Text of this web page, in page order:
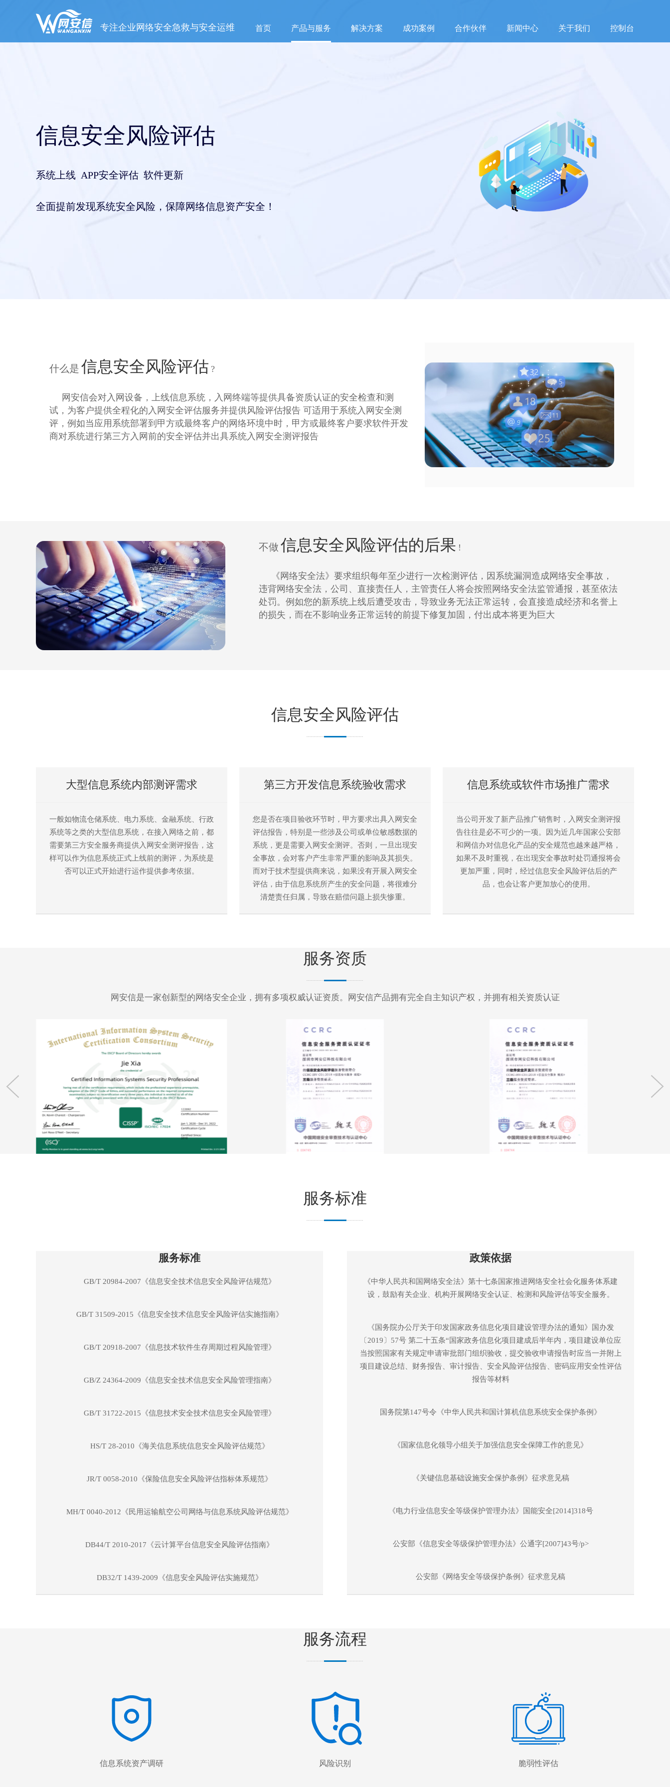
专注企业网络安全急救与安全运维 首页 产品与服务 解决方案 成功案例 合作伙伴 新闻中心 关于我们 控制台
信息安全风险评估
系统上线 APP安全评估 软件更新
全面提前发现系统安全风险，保障网络信息资产安全！
什么是 信息安全风险评估 ?
网安信会对入网设备，上线信息系统，入网终端等提供具备资质认证的安全检查和测
试，为客户提供全程化的入网安全评估服务并提供风险评估报告 可适用于系统入网安全测
评，例如当应用系统部署到甲方或最终客户的网络环境中时，甲方或最终客户要求软件开发
商对系统进行第三方入网前的安全评估并出具系统入网安全测评报告
不做 信息安全风险评估的后果 !
《网络安全法》要求组织每年至少进行一次检测评估，因系统漏洞造成网络安全事故，
违背网络安全法，公司、直接责任人，主管责任人将会按照网络安全法监管通报，甚至依法
处罚。例如您的新系统上线后遭受攻击，导致业务无法正常运转，会直接造成经济和名誉上
的损失，而在不影响业务正常运转的前提下修复加固，付出成本将更为巨大
信息安全风险评估
大型信息系统内部测评需求
一般如物流仓储系统、电力系统、金融系统、行政
系统等之类的大型信息系统，在接入网络之前，都
需要第三方安全服务商提供入网安全测评报告，这
样可以作为信息系统正式上线前的测评，为系统是
否可以正式开始进行运作提供参考依据。
第三方开发信息系统验收需求
您是否在项目验收环节时，甲方要求出具入网安全
评估报告，特别是一些涉及公司或单位敏感数据的
系统，更是需要入网安全测评。否则，一旦出现安
全事故，会对客户产生非常严重的影响及其损失。
而对于技术型提供商来说，如果没有开展入网安全
评估，由于信息系统所产生的安全问题，将很难分
清楚责任归属，导致在赔偿问题上损失惨重。
信息系统或软件市场推广需求
当公司开发了新产品推广销售时，入网安全测评报
告往往是必不可少的一项。因为近几年国家公安部
和网信办对信息化产品的安全规范也越来越严格，
如果不及时重视，在出现安全事故时处罚通报将会
更加严重，同时，经过信息安全风险评估后的产
品，也会让客户更加放心的使用。
服务资质
网安信是一家创新型的网络安全企业，拥有多项权威认证资质。网安信产品拥有完全自主知识产权，并拥有相关资质认证
服务标准
服务标准
GB/T 20984-2007《信息安全技术信息安全风险评估规范》
GB/T 31509-2015《信息安全技术信息安全风险评估实施指南》
GB/T 20918-2007《信息技术软件生存周期过程风险管理》
GB/Z 24364-2009《信息安全技术信息安全风险管理指南》
GB/T 31722-2015《信息技术安全技术信息安全风险管理》
HS/T 28-2010《海关信息系统信息安全风险评估规范》
JR/T 0058-2010《保险信息安全风险评估指标体系规范》
MH/T 0040-2012《民用运输航空公司网络与信息系统风险评估规范》
DB44/T 2010-2017《云计算平台信息安全风险评估指南》
DB32/T 1439-2009《信息安全风险评估实施规范》
政策依据
《中华人民共和国网络安全法》 第十七条国家推进网络安全社会化服务体系建
设，鼓励有关企业、机构开展网络安全认证、检测和风险评估等安全服务。
《国务院办公厅关于印发国家政务信息化项目建设管理办法的通知》
国办发
〔2019〕57号 第二十五条“国家政务信息化项目建成后半年内，项目建设单位应
当按照国家有关规定申请审批部门组织验收，提交验收申请报告时应当一并附上
项目建设总结、财务报告、审计报告、安全风险评估报告、密码应用安全性评估
报告等材料
国务院第147号令《中华人民共和国计算机信息系统安全保护条例》
《国家信息化领导小组关于加强信息安全保障工作的意见》
《关键信息基础设施安全保护条例》征求意见稿
《电力行业信息安全等级保护管理办法》国能安全[2014]318号
公安部《信息安全等级保护管理办法》公通字[2007]43号/p>
公安部《网络安全等级保护条例》征求意见稿
服务流程
信息系统资产调研 风险识别 脆弱性评估